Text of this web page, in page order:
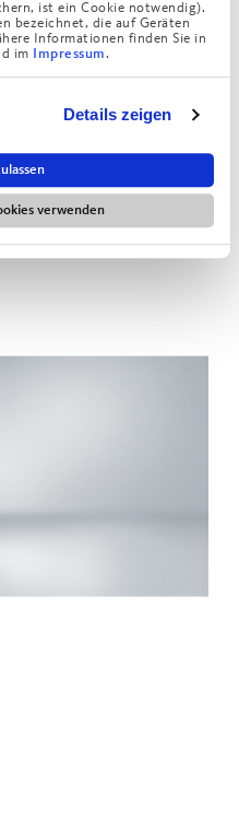
ist ein Cookie notwendig).
bezeichnet, die auf Geräten
Informationen finden Sie in
im Impressum.
Details zeigen
verwenden